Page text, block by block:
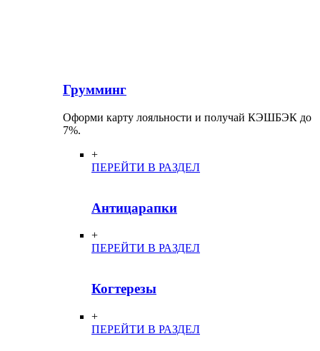
Грумминг
Оформи карту лояльности и получай КЭШБЭК до
7%.
+
ПЕРЕЙТИ В РАЗДЕЛ
Антицарапки
+
ПЕРЕЙТИ В РАЗДЕЛ
Когтерезы
+
ПЕРЕЙТИ В РАЗДЕЛ